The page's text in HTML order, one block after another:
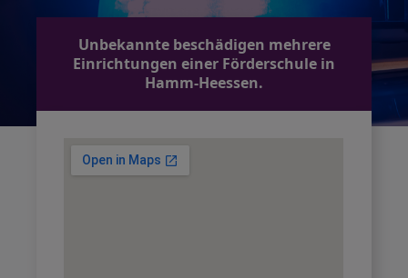
Unbekannte beschädigen mehrere
Einrichtungen einer Förderschule in
Hamm-Heessen.